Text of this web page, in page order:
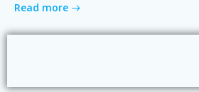
Read more